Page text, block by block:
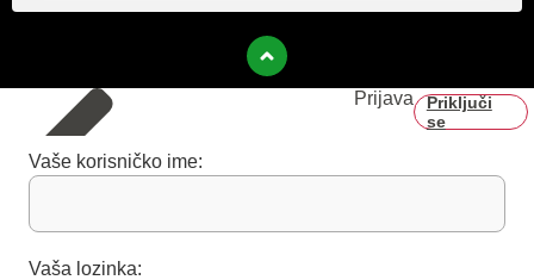
Prijava
Priključi
se
Vaše korisničko ime:
Vaša lozinka: